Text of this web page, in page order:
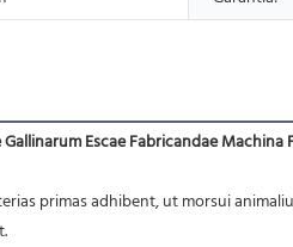
Escae Fabricandae